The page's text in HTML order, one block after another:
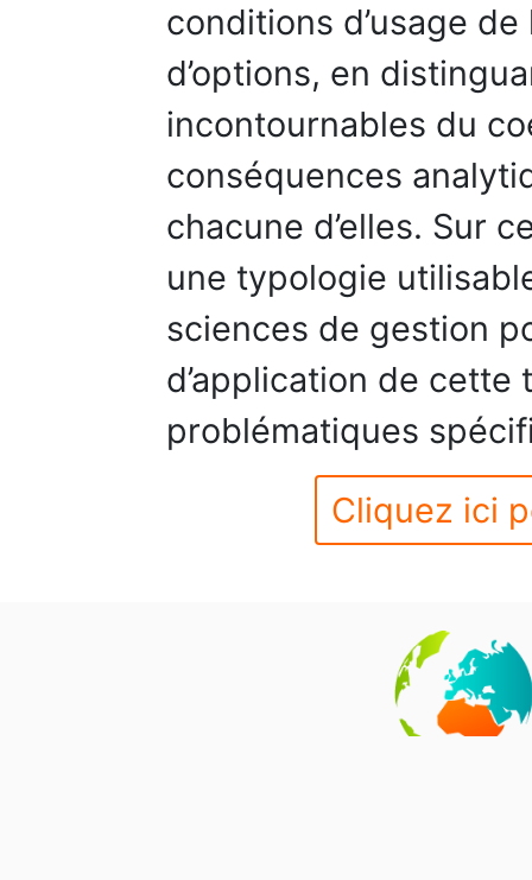
conditions d’usage
d’options, en
incontournables du
conséquences
chacune d’elles. Sur
une typologie
sciences de gestion
d’application de cette
problématiques
Cliquez ici